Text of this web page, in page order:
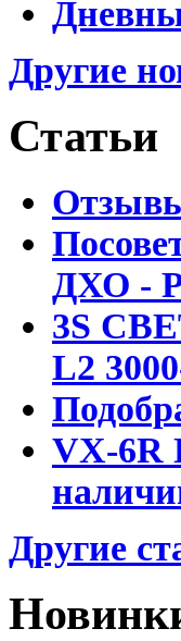
Другие
Статьи
ДХО -
3S
L2
VX-
Другие